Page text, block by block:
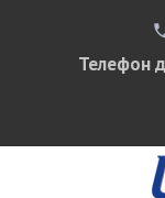
Телефон